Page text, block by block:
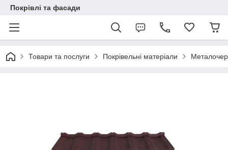
Покрівлі та фасади
Товари та послуги Покрівельні матеріали